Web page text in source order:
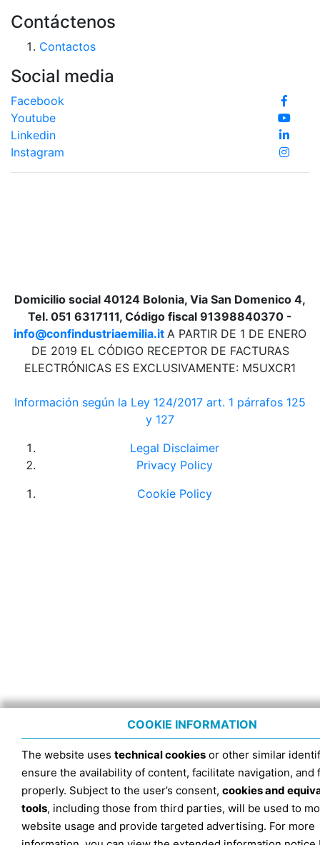
Contáctenos
Contactos
Social media
Facebook
Youtube
Linkedin
Instagram
Domicilio social 40124 Bolonia, Via San Domenico 4,
Tel. 051 6317111, Código fiscal 91398840370 -
info@confindustriaemilia.it A PARTIR DE 1 DE ENERO
DE 2019 EL CÓDIGO RECEPTOR DE FACTURAS
ELECTRÓNICAS ES EXCLUSIVAMENTE: M5UXCR1
Información según la Ley 124/2017 art. 1 párrafos 125
y 127
Legal Disclaimer
Privacy Policy
Cookie Policy
COOKIE INFORMATION
The website uses technical cookies or other similar
ensure the availability of content, facilitate navigation, and
properly. Subject to the user’s consent, cookies and
tools, including those from third parties, will be used to
website usage and provide targeted advertising. For more